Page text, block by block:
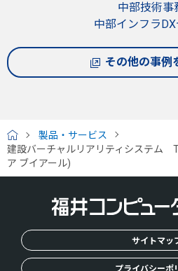
中部技術事
中部インフラ
その他の事例
H
O
M
製品・サービス
建設バーチャルリアリティシステム
ア ブイアール)
サイトマッ
プライバシーポ